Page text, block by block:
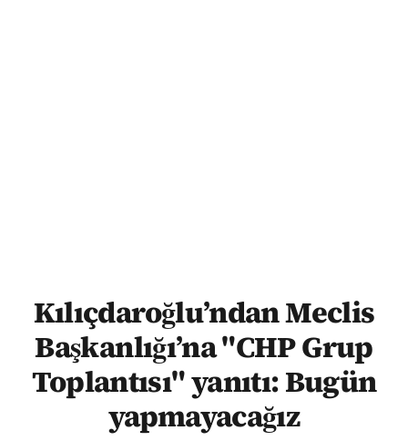
Kılıçdaroğlu’ndan Meclis
Başkanlığı’na "CHP Grup
Toplantısı" yanıtı: Bugün
yapmayacağız